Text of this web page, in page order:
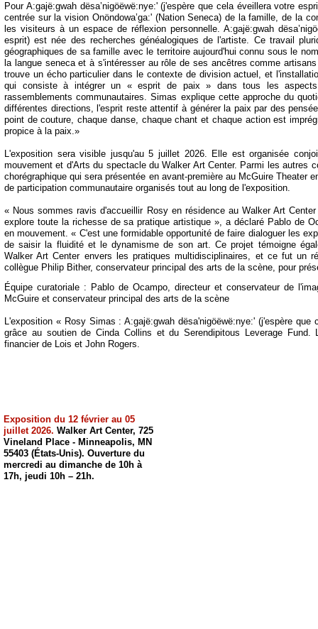
Pour A:gajë:gwah dësa’nigöëwë:nye:' (j'espère que cela éveillera votre
centrée sur la vision Onöndowa’ga:' (Nation Seneca) de la famille, de la
les visiteurs à un espace de réflexion personnelle. A:gajë:gwah
esprit) est née des recherches généalogiques de l'artiste. Ce travail
géographiques de sa famille avec le territoire aujourd'hui connu sous le
la langue seneca et à s'intéresser au rôle de ses ancêtres comme
trouve un écho particulier dans le contexte de division actuel, et
qui consiste à intégrer un « esprit de paix » dans tous les
rassemblements communautaires. Simas explique cette approche du
différentes directions, l'esprit reste attentif à générer la paix par des
point de couture, chaque danse, chaque chant et chaque action est
propice à la paix.»
L'exposition sera visible jusqu'au 5 juillet 2026. Elle est organisée
mouvement et d'Arts du spectacle du Walker Art Center. Parmi les autres
chorégraphique qui sera présentée en avant-première au McGuire Theater
de participation communautaire organisés tout au long de l'exposition.
« Nous sommes ravis d'accueillir Rosy en résidence au Walker Art
explore toute la richesse de sa pratique artistique », a déclaré Pablo de
en mouvement. « C'est une formidable opportunité de faire dialoguer les
de saisir la fluidité et le dynamisme de son art. Ce projet témoigne
Walker Art Center envers les pratiques multidisciplinaires, et ce fut un
collègue Philip Bither, conservateur principal des arts de la scène, pour
Équipe curatoriale : Pablo de Ocampo, directeur et conservateur de
McGuire et conservateur principal des arts de la scène
L'exposition « Rosy Simas : A:gajë:gwah dësa'nigöëwë:nye:' (j'espère
grâce au soutien de Cinda Collins et du Serendipitous Leverage Fund.
financier de Lois et John Rogers.
Exposition du 12 février au 05
juillet 2026. Walker Art Center, 725
Vineland Place - Minneapolis, MN
55403 (États-Unis). Ouverture du
mercredi au dimanche de 10h à
17h, jeudi 10h – 21h.